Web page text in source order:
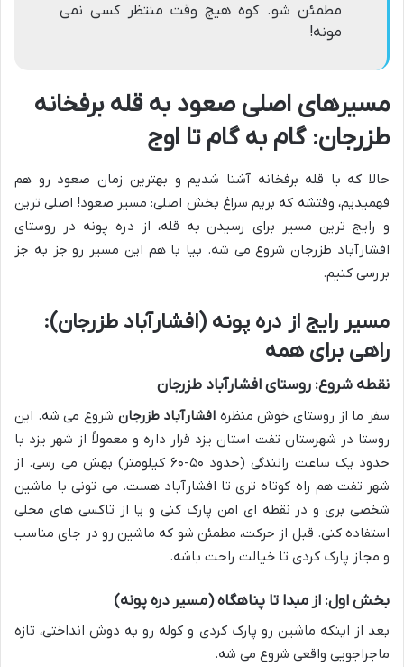
مطمئن شو. کوه هیچ وقت منتظر کسی نمی
مونه!
مسیرهای اصلی صعود به قله برفخانه
طزرجان: گام به گام تا اوج
حالا که با قله برفخانه آشنا شدیم و بهترین زمان صعود رو هم
فهمیدیم، وقتشه که بریم سراغ بخش اصلی: مسیر صعود! اصلی ترین
و رایج ترین مسیر برای رسیدن به قله، از دره پونه در روستای
افشارآباد طزرجان شروع می شه. بیا با هم این مسیر رو جز به جز
بررسی کنیم.
مسیر رایج از دره پونه (افشارآباد طزرجان):
راهی برای همه
نقطه شروع: روستای افشارآباد طزرجان
سفر ما از روستای خوش منظره افشارآباد طزرجان شروع می شه. این
روستا در شهرستان تفت استان یزد قرار داره و معمولاً از شهر یزد با
حدود یک ساعت رانندگی (حدود ۵۰-۶۰ کیلومتر) بهش می رسی. از
شهر تفت هم راه کوتاه تری تا افشارآباد هست. می تونی با ماشین
شخصی بری و در نقطه ای امن پارک کنی و یا از تاکسی های محلی
استفاده کنی. قبل از حرکت، مطمئن شو که ماشین رو در جای مناسب
و مجاز پارک کردی تا خیالت راحت باشه.
بخش اول: از مبدا تا پناهگاه (مسیر دره پونه)
بعد از اینکه ماشین رو پارک کردی و کوله رو به دوش انداختی، تازه
ماجراجویی واقعی شروع می شه.